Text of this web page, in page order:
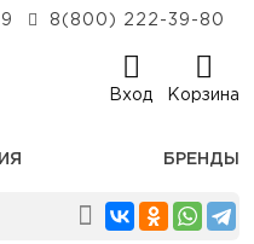
8(800) 222-39-80
Вход Корзина
БРЕНДЫ